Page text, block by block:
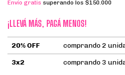
Envío gratis superando los $150.000
¡LLEVÁ MÁS, PAGÁ MENOS!
20% OFF
comprando 2
3x2
comprando 3